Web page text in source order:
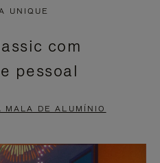
UNIQUE
com
pessoal
MALA DE ALUMÍNIO